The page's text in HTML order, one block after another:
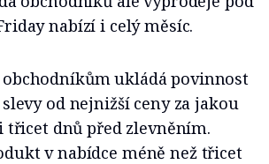
nabízí i celý měsíc.
obchodníkům ukládá povinnost
od nejnižší ceny za jakou
třicet dnů před zlevněním.
v nabídce méně než třicet